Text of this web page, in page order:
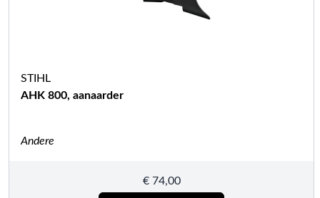
STIHL
AHK 800, aanaarder
Andere
€74,00